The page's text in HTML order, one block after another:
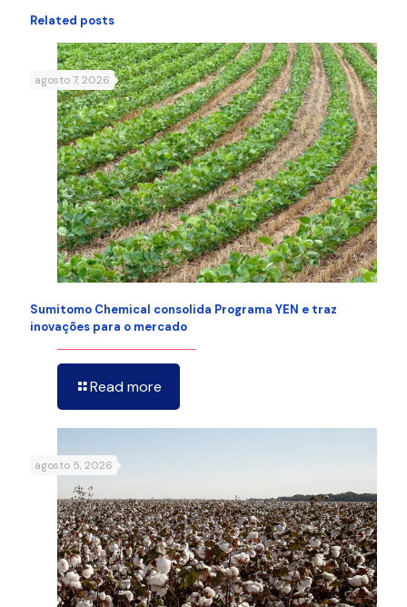
Related posts
agosto 7, 2026
Sumitomo Chemical consolida Programa YEN e traz
inovações para o mercado
Read more
agosto 5, 2026